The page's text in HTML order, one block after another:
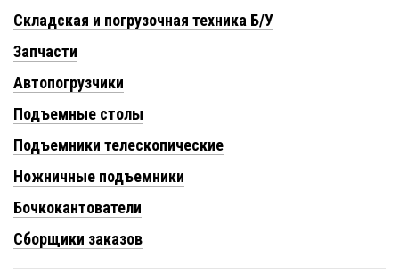
Складская и погрузочная техника Б/У
Запчасти
Автопогрузчики
Подъемные столы
Подъемники телескопические
Ножничные подъемники
Бочкокантователи
Сборщики заказов